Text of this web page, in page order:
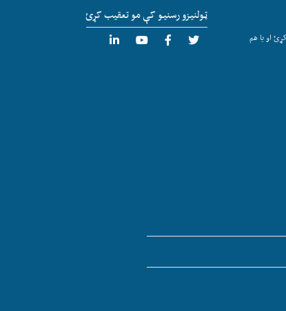
او یا هم
ټولنیزو رسنیو کې مو تعقیب کړئ